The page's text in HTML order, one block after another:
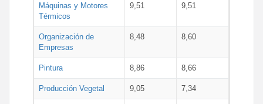
Máquinas y Motores
Térmicos
9,51 9,51
Organización de
Empresas
8,48 8,60
Pintura 8,86 8,66
Producción Vegetal 9,05 7,34